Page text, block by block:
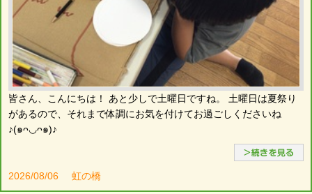
皆さん、こんにちは！ あと少しで土曜日ですね。 土曜日は夏祭り
があるので、それまで体調にお気を付けてお過ごしくださいね
♪(๑ᴖ◡ᴖ๑)♪
2026/08/06 虹の橋